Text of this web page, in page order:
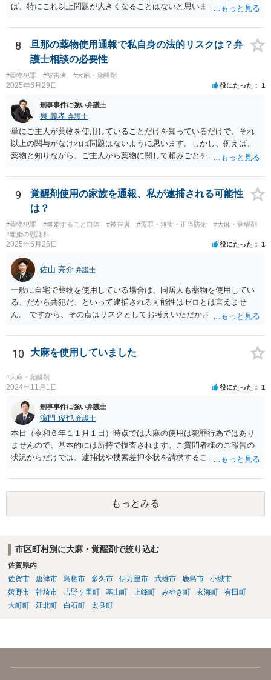
ば、特にこれ以上問題が大きくなることはないと思いますよ。
8
旦那の薬物使用通報で私自身の法的リスクは？弁
護士相談の必要性
#薬物犯罪 #被害者 #大麻・覚醒剤
2025年6月29日 役にたった 1
刑事事件に強い弁護士
泉 義孝 弁護士
単にご主人が薬物を使用していることだけを知っているだけで、それ
以上の関与がなければ問題はないように思います。しかし、例えば、
薬物と知りながら、ご主人から薬物に関して頼みごとをされてそれに
があると思います。少なくとも警察から参考人として事情聴取は受け
ると思います。 思うということ以上に確定的な回答をすることは難し
いです。 回答になっているかどうか不明ですが、よろしくお願いいた
します。
9
覚醒剤使用の家族を通報、私が逮捕される可能性
は？
#薬物犯罪 #離婚すること自体 #被害者 #冤罪・無実・正当防衛
#大麻・覚醒剤
#離婚の慰謝料
2025年6月26日 役にたった 1
佐山 亮介 弁護士
一般に自宅で薬物を使用している場合は、同居人も薬物を使用してい
る、だから共犯だ、といって逮捕される可能性はゼロとは言えませ
ん。 ですから、その点はリスクとしてお考えいただかざるを得ないと
護士の支援はほぼ必須と思っていただいた方が良いと考えます。 弁護
士費用の確保（場合によっては法テラスの利用）、ご主人が逮捕され
ングを見計らって弁護士同席で警察に相談しに行き、以後はシェルタ
ーに身を隠しながら離婚調停・離婚訴訟を進めていくのが良いと考え
ます。
10 大麻を使用していました
#大麻・覚醒剤
2024年11月1日 役にたった 1
刑事事件に強い弁護士
濵門 俊也 弁護士
本日（令和６年１１月１日）時点では大麻の使用は犯罪行為ではあり
ませんので、基本的には所持で捜査されます。ご質問者様のご報告の
状況からだけでは、逮捕状や捜索差押令状を請求することは難しいと
もっとみる
市区町村別に大麻・覚醒剤で絞り込む
佐賀県内
佐賀市
唐津市 鳥栖市 多久市 伊万里市 武雄市 鹿島市
小城市
嬉野市
神埼市 吉野ヶ里町 基山町 上峰町 みやき町 玄海町
有田町
大町町
江北町 白石町 太良町